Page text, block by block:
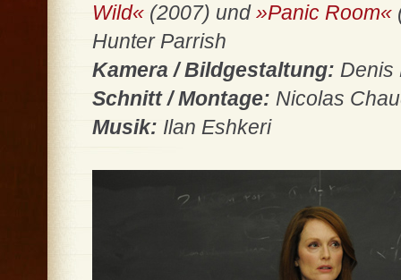
Wild« (2007) und»Panic Room«
Hunter Parrish
Kamera / Bildgestaltung: Denis
Schnitt / Montage: Nicolas
Musik: Ilan Eshkeri